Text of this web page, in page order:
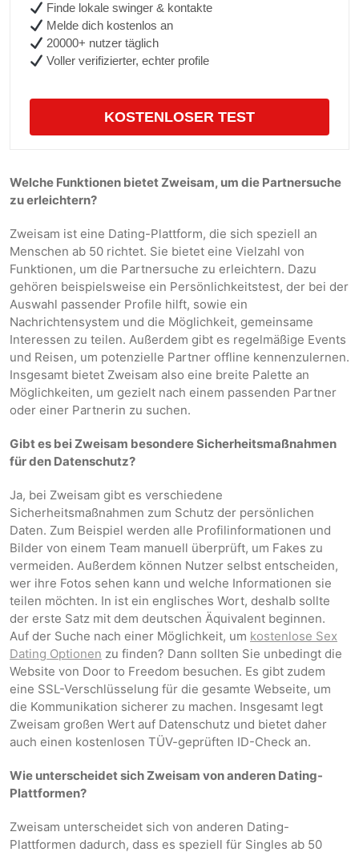
Finde lokale swinger & kontakte
Melde dich kostenlos an
20000+ nutzer täglich
Voller verifizierter, echter profile
KOSTENLOSER TEST
Welche Funktionen bietet Zweisam, um die Partnersuche
zu erleichtern?
Zweisam ist eine Dating-Plattform, die sich speziell an
Menschen ab 50 richtet. Sie bietet eine Vielzahl von
Funktionen, um die Partnersuche zu erleichtern. Dazu
gehören beispielsweise ein Persönlichkeitstest, der bei der
Auswahl passender Profile hilft, sowie ein
Nachrichtensystem und die Möglichkeit, gemeinsame
Interessen zu teilen. Außerdem gibt es regelmäßige Events
und Reisen, um potenzielle Partner offline kennenzulernen.
Insgesamt bietet Zweisam also eine breite Palette an
Möglichkeiten, um gezielt nach einem passenden Partner
oder einer Partnerin zu suchen.
Gibt es bei Zweisam besondere Sicherheitsmaßnahmen
für den Datenschutz?
Ja, bei Zweisam gibt es verschiedene
Sicherheitsmaßnahmen zum Schutz der persönlichen
Daten. Zum Beispiel werden alle Profilinformationen und
Bilder von einem Team manuell überprüft, um Fakes zu
vermeiden. Außerdem können Nutzer selbst entscheiden,
wer ihre Fotos sehen kann und welche Informationen sie
teilen möchten. In ist ein englisches Wort, deshalb sollte
der erste Satz mit dem deutschen Äquivalent beginnen.
Auf der Suche nach einer Möglichkeit, um kostenlose Sex
Dating Optionen zu finden? Dann sollten Sie unbedingt die
Website von Door to Freedom besuchen. Es gibt zudem
eine SSL-Verschlüsselung für die gesamte Webseite, um
die Kommunikation sicherer zu machen. Insgesamt legt
Zweisam großen Wert auf Datenschutz und bietet daher
auch einen kostenlosen TÜV-geprüften ID-Check an.
Wie unterscheidet sich Zweisam von anderen Dating-
Plattformen?
Zweisam unterscheidet sich von anderen Dating-
Plattformen dadurch, dass es speziell für Singles ab 50